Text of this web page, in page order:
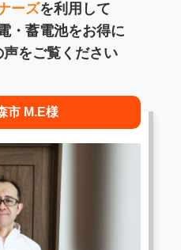
ーズを利用して
・蓄電池をお得に
をご覧ください
市 M.E様